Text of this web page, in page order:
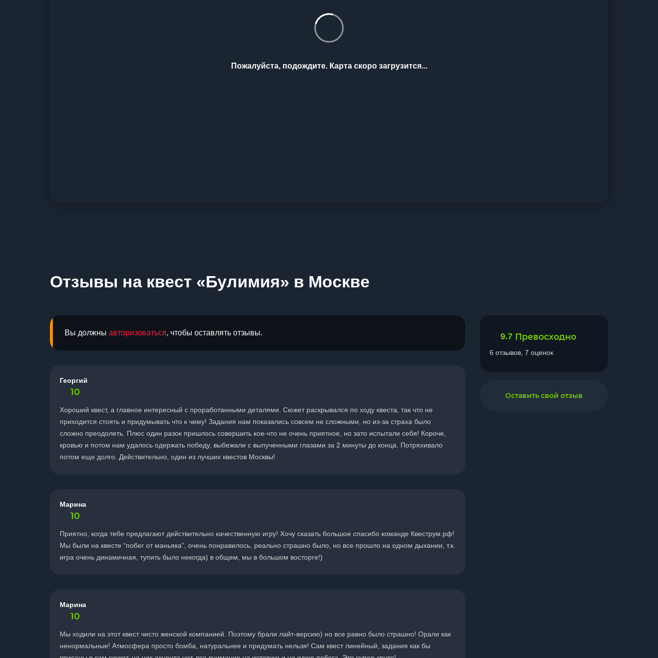
Пожалуйста, подождите. Карта скоро загрузится...
Отзывы на квест «Булимия» в Москве
Вы должны авторизоваться, чтобы оставлять отзывы.
Георгий
10
Хороший квест, а главное интересный с проработанными деталями. Сюжет раскрывался по ходу квеста, так что не
приходится стоять и придумывать что к чему! Задания нам показались совсем не сложными, но из-за страха было
сложно преодолеть. Плюс один разок пришлось совершить кое-что не очень приятное, но зато испытали себя! Короче,
кровью и потом нам удалось одержать победу, выбежали с выпученными глазами за 2 минуты до конца. Потряхивало
потом еще долго. Действительно, один из лучших квестов Москвы!
Марина
10
Приятно, когда тебе предлагают действительно качественную игру! Хочу сказать большое спасибо команде Квеструм.рф!
Мы были на квесте “побег от маньяка”, очень понравилось, реально страшно было, но все прошло на одном дыхании, т.к.
игра очень динамичная, тупить было некогда) в общем, мы в большом восторге!)
Марина
10
Мы ходили на этот квест чисто женской компанией. Поэтому брали лайт-версию) но все равно было страшно! Орали как
ненормальные! Атмосфера просто бомба, натуральнее и придумать нельзя! Сам квест линейный, задания как бы
9.7 Превосходно
6 отзывов, 7 оценок
Оставить свой отзыв